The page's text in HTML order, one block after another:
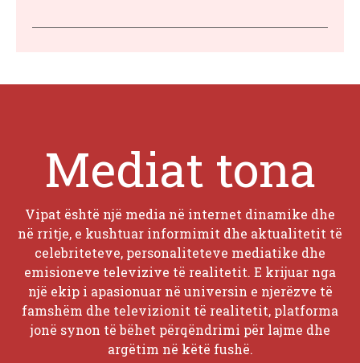
Mediat tona
Vipat është një media në internet dinamike dhe
në rritje, e kushtuar informimit dhe aktualitetit të
celebriteteve, personaliteteve mediatike dhe
emisioneve televizive të realitetit. E krijuar nga
një ekip i apasionuar në universin e njerëzve të
famshëm dhe televizionit të realitetit, platforma
jonë synon të bëhet përqëndrimi për lajme dhe
argëtim në këtë fushë.